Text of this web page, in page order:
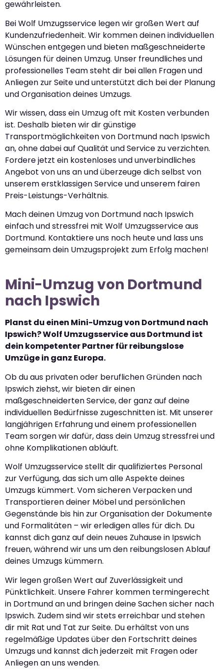
gewährleisten.
Bei Wolf Umzugsservice legen wir großen Wert auf
Kundenzufriedenheit. Wir kommen deinen individuellen
Wünschen entgegen und bieten maßgeschneiderte
Lösungen für deinen Umzug. Unser freundliches und
professionelles Team steht dir bei allen Fragen und
Anliegen zur Seite und unterstützt dich bei der Planung
und Organisation deines Umzugs.
Wir wissen, dass ein Umzug oft mit Kosten verbunden
ist. Deshalb bieten wir dir günstige
Transportmöglichkeiten von Dortmund nach Ipswich
an, ohne dabei auf Qualität und Service zu verzichten.
Fordere jetzt ein kostenloses und unverbindliches
Angebot von uns an und überzeuge dich selbst von
unserem erstklassigen Service und unserem fairen
Preis-Leistungs-Verhältnis.
Mach deinen Umzug von Dortmund nach Ipswich
einfach und stressfrei mit Wolf Umzugsservice aus
Dortmund. Kontaktiere uns noch heute und lass uns
gemeinsam dein Umzugsprojekt zum Erfolg machen!
Mini-Umzug von Dortmund
nach Ipswich
Planst du einen Mini-Umzug von Dortmund nach
Ipswich? Wolf Umzugsservice aus Dortmund ist
dein kompetenter Partner für reibungslose
Umzüge in ganz Europa.
Ob du aus privaten oder beruflichen Gründen nach
Ipswich ziehst, wir bieten dir einen
maßgeschneiderten Service, der ganz auf deine
individuellen Bedürfnisse zugeschnitten ist. Mit unserer
langjährigen Erfahrung und einem professionellen
Team sorgen wir dafür, dass dein Umzug stressfrei und
ohne Komplikationen abläuft.
Wolf Umzugsservice stellt dir qualifiziertes Personal
zur Verfügung, das sich um alle Aspekte deines
Umzugs kümmert. Vom sicheren Verpacken und
Transportieren deiner Möbel und persönlichen
Gegenstände bis hin zur Organisation der Dokumente
und Formalitäten – wir erledigen alles für dich. Du
kannst dich ganz auf dein neues Zuhause in Ipswich
freuen, während wir uns um den reibungslosen Ablauf
deines Umzugs kümmern.
Wir legen großen Wert auf Zuverlässigkeit und
Pünktlichkeit. Unsere Fahrer kommen termingerecht
in Dortmund an und bringen deine Sachen sicher nach
Ipswich. Zudem sind wir stets erreichbar und stehen
dir mit Rat und Tat zur Seite. Du erhältst von uns
regelmäßige Updates über den Fortschritt deines
Umzugs und kannst dich jederzeit mit Fragen oder
Anliegen an uns wenden.